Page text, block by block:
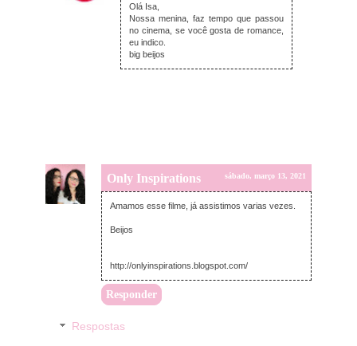
Olá Isa,
Nossa menina, faz tempo que passou
no cinema, se você gosta de romance,
eu indico.
big beijos
Only Inspirations sábado, março 13, 2021
Amamos esse filme, já assistimos varias vezes.
Beijos
http://onlyinspirations.blogspot.com/
Responder
Respostas